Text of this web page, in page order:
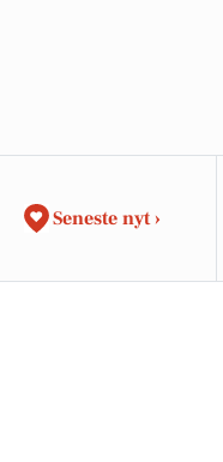
Seneste nyt ›